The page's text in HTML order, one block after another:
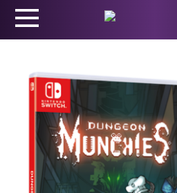
Productos
Ed. Coleccionista
Merchandising